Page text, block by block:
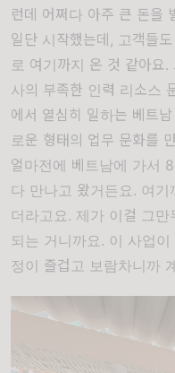
런데 어쩌다 아주 큰 돈을
일단 시작했는데, 고객들
로 여기까지 온 것 같아요
사의 부족한 인력 리소스
에서 열심히 일하는 베트
로운 형태의 업무 문화를
얼마전에 베트남에 가서
다 만나고 왔거든요. 여
더라고요. 제가 이걸 그
되는 거니까요. 이 사업
정이 즐겁고 보람차니까